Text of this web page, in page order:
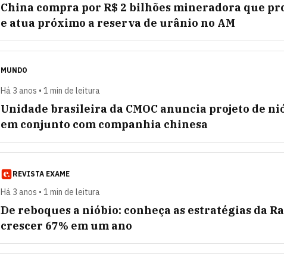
China compra por R$ 2 bilhões mineradora que
e atua próximo a reserva de urânio no AM
MUNDO
Há 3 anos • 1 min de leitura
Unidade brasileira da CMOC anuncia projeto de
em conjunto com companhia chinesa
REVISTA EXAME
Há 3 anos • 1 min de leitura
De reboques a nióbio: conheça as estratégias da
crescer 67% em um ano